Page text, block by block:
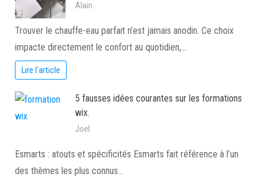
Alain
Trouver le chauffe-eau parfait n’est jamais anodin. Ce choix
impacte directement le confort au quotidien,…
Lire l'article
5 fausses idées courantes sur les formations
wix.
Joel
Esmarts : atouts et spécificités Esmarts fait référence à l’un
des thèmes les plus connus…